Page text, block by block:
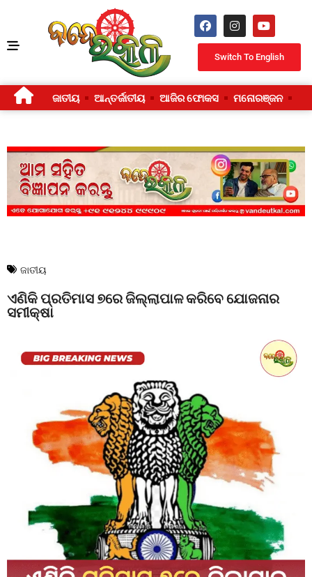
Switch To English
ଜାତୀୟ ଆନ୍ତର୍ଜାତୀୟ ଆଜିର ଫୋକସ ମନୋରଞ୍ଜନ
ଜାତୀୟ
ଏଣିକି ପ୍ରତିମାସ ୭ରେ ଜିଲ୍ଲାପାଳ କରିବେ ଯୋଜନାର
ସମୀକ୍ଷା